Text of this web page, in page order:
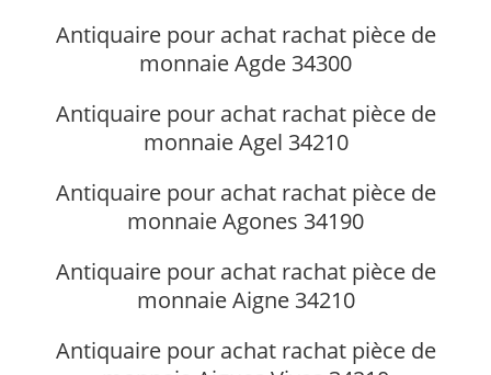
Antiquaire pour achat rachat pièce de
monnaie Agde 34300
Antiquaire pour achat rachat pièce de
monnaie Agel 34210
Antiquaire pour achat rachat pièce de
monnaie Agones 34190
Antiquaire pour achat rachat pièce de
monnaie Aigne 34210
Antiquaire pour achat rachat pièce de